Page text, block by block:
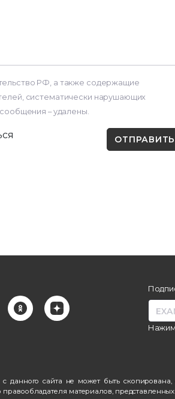
РФ, а также содержащие
систематически нарушающих
– удалены.
данного сайта не может быть
правообладателя материалов,